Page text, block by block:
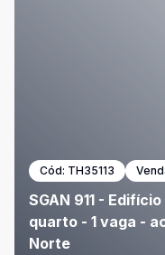
Cód: TH35113
SGAN 911 -
quarto - 1 vaga -
Norte